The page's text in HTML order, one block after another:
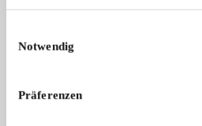
Notwendig
Präferenzen